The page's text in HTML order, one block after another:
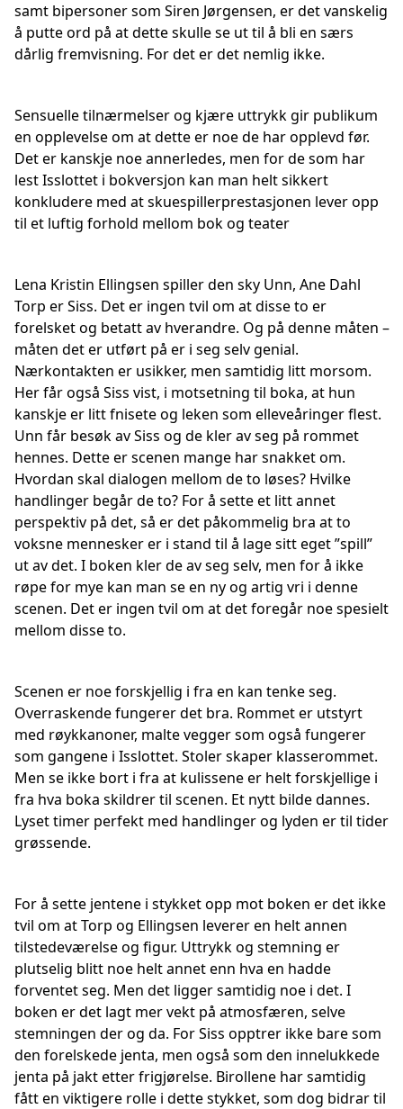
samt bipersoner som Siren Jørgensen, er det vanskelig
å putte ord på at dette skulle se ut til å bli en særs
dårlig fremvisning. For det er det nemlig ikke.
Sensuelle tilnærmelser og kjære uttrykk gir publikum
en opplevelse om at dette er noe de har opplevd før.
Det er kanskje noe annerledes, men for de som har
lest Isslottet i bokversjon kan man helt sikkert
konkludere med at skuespillerprestasjonen lever opp
til et luftig forhold mellom bok og teater
Lena Kristin Ellingsen spiller den sky Unn, Ane Dahl
Torp er Siss. Det er ingen tvil om at disse to er
forelsket og betatt av hverandre. Og på denne måten –
måten det er utført på er i seg selv genial.
Nærkontakten er usikker, men samtidig litt morsom.
Her får også Siss vist, i motsetning til boka, at hun
kanskje er litt fnisete og leken som elleveåringer flest.
Unn får besøk av Siss og de kler av seg på rommet
hennes. Dette er scenen mange har snakket om.
Hvordan skal dialogen mellom de to løses? Hvilke
handlinger begår de to? For å sette et litt annet
perspektiv på det, så er det påkommelig bra at to
voksne mennesker er i stand til å lage sitt eget ”spill”
ut av det. I boken kler de av seg selv, men for å ikke
røpe for mye kan man se en ny og artig vri i denne
scenen. Det er ingen tvil om at det foregår noe spesielt
mellom disse to.
Scenen er noe forskjellig i fra en kan tenke seg.
Overraskende fungerer det bra. Rommet er utstyrt
med røykkanoner, malte vegger som også fungerer
som gangene i Isslottet. Stoler skaper klasserommet.
Men se ikke bort i fra at kulissene er helt forskjellige i
fra hva boka skildrer til scenen. Et nytt bilde dannes.
Lyset timer perfekt med handlinger og lyden er til tider
grøssende.
For å sette jentene i stykket opp mot boken er det ikke
tvil om at Torp og Ellingsen leverer en helt annen
tilstedeværelse og figur. Uttrykk og stemning er
plutselig blitt noe helt annet enn hva en hadde
forventet seg. Men det ligger samtidig noe i det. I
boken er det lagt mer vekt på atmosfæren, selve
stemningen der og da. For Siss opptrer ikke bare som
den forelskede jenta, men også som den innelukkede
jenta på jakt etter frigjørelse. Birollene har samtidig
fått en viktigere rolle i dette stykket, som dog bidrar til